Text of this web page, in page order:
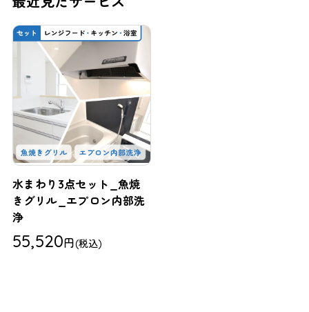
水まわり3点セット_魚焼
きグリル_エプロン内部洗
浄
55,520円(税込)